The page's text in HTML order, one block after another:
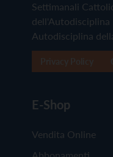
Settimanali
dell'Autodisciplina
Autodisciplina
E-Shop
Vendita Online
Abbonamenti